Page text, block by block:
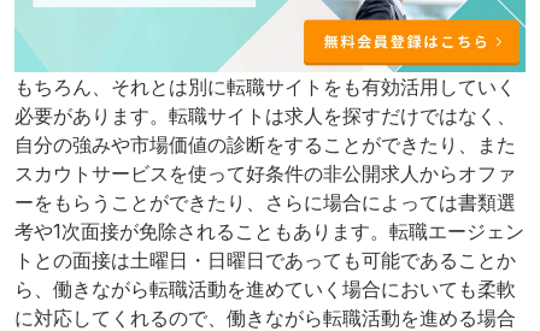
もちろん、それとは別に転職サイトをも有効活用していく
必要があります。転職サイトは求人を探すだけではなく、
自分の強みや市場価値の診断をすることができたり、また
スカウトサービスを使って好条件の非公開求人からオファ
ーをもらうことができたり、さらに場合によっては書類選
考や1次面接が免除されることもあります。転職エージェン
トとの面接は土曜日・日曜日であっても可能であることか
ら、働きながら転職活動を進めていく場合においても柔軟
に対応してくれるので、働きながら転職活動を進める場合